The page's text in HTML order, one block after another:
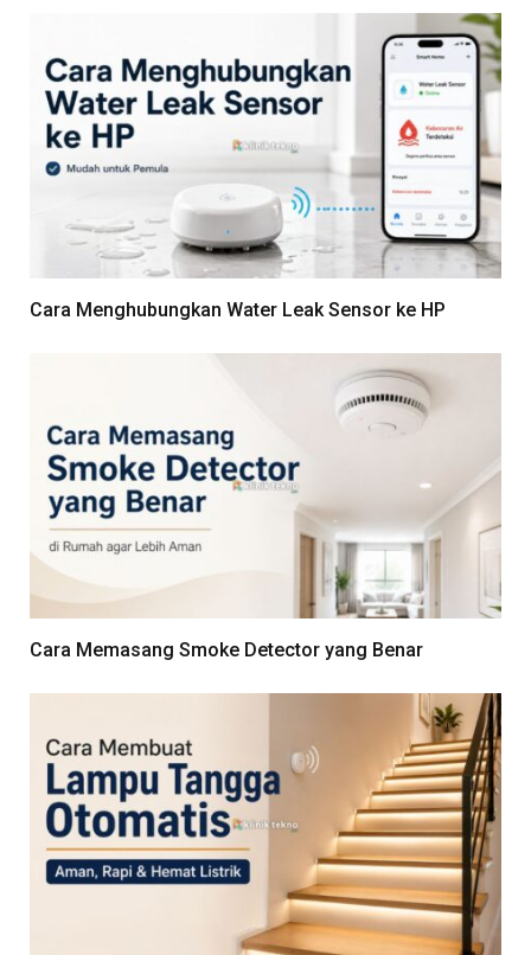
Cara Menghubungkan Water Leak Sensor ke HP
Cara Memasang Smoke Detector yang Benar